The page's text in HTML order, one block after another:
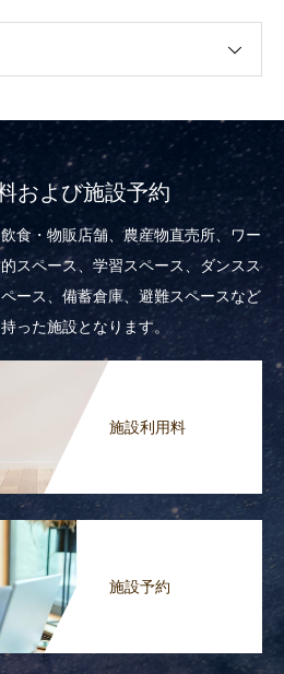
および施設予約
食・物販店舗、農産物直売所、ワー
スペース、学習スペース、ダンスス
ース、備蓄倉庫、避難スペースなど
った施設となります。
施設利用料
施設予約